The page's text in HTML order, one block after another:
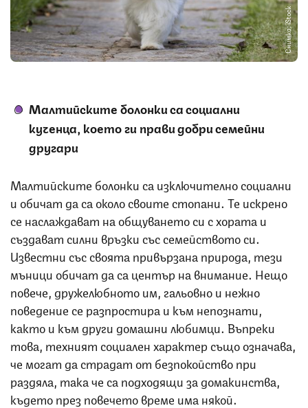
Снимка: iStock
Малтийските болонки са социални
кученца, което ги прави добри семейни
другари
Малтийските болонки са изключително социални
и обичат да са около своите стопани. Те искрено
се наслаждават на общуването си с хората и
създават силни връзки със семейството си.
Известни със своята привързана природа, тези
мъници обичат да са център на внимание. Нещо
повече, дружелюбното им, гальовно и нежно
поведение се разпростира и към непознати,
както и към други домашни любимци. Въпреки
това, техният социален характер също означава,
че могат да страдат от безпокойство при
раздяла, така че са подходящи за домакинства,
където през повечето време има някой.